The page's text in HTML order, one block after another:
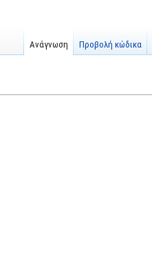
Ανάγνωση Προβολή κώδικα